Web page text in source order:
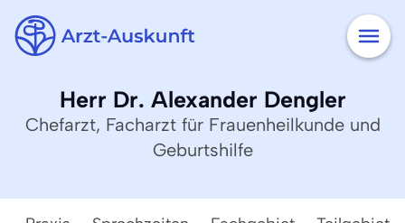
Herr Dr. Alexander Dengler
Chefarzt, Facharzt für Frauenheilkunde und
Geburtshilfe